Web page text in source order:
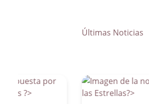
Últimas Noticias